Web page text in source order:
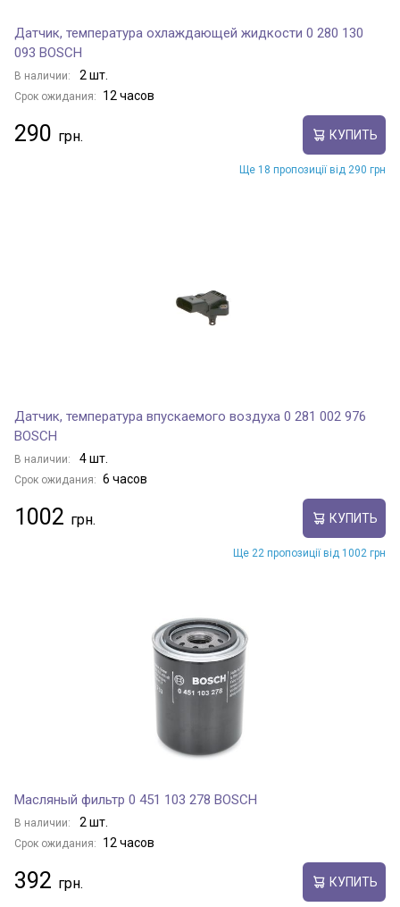
Датчик, температура охлаждающей жидкости 0 280 130
093 BOSCH
В наличии: 2 шт.
Срок ожидания: 12 часов
290 КУПИТЬ
Ще 18 пропозиції від 290 грн
Датчик, температура впускаемого воздуха 0 281 002 976
BOSCH
В наличии: 4 шт.
Срок ожидания: 6 часов
1002 КУПИТЬ
Ще 22 пропозиції від 1002 грн
Масляный фильтр 0 451 103 278 BOSCH
В наличии: 2 шт.
Срок ожидания: 12 часов
392 КУПИТЬ